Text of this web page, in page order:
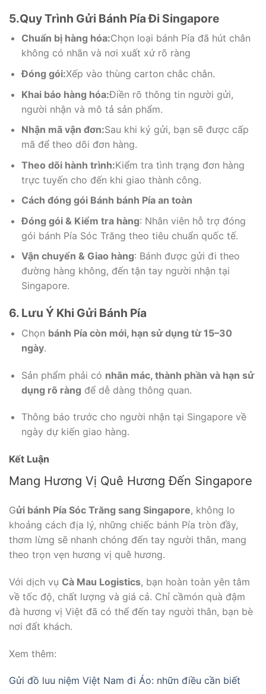
5.Quy Trình Gửi Bánh Pía Đi Singapore
Chuẩn bị hàng hóa:Chọn loại bánh Pía đã hút chân
không có nhãn và nơi xuất xứ rõ ràng
Đóng gói:Xếp vào thùng carton chắc chắn.
Khai báo hàng hóa:Điền rõ thông tin người gửi,
người nhận và mô tả sản phẩm.
Nhận mã vận đơn:Sau khi ký gửi, bạn sẽ được cấp
mã để theo dõi đơn hàng.
Theo dõi hành trình:Kiểm tra tình trạng đơn hàng
trực tuyến cho đến khi giao thành công.
Cách đóng gói Bánh bánh Pía an toàn
Đóng gói & Kiểm tra hàng: Nhân viên hỗ trợ đóng
gói bánh Pía Sóc Trăng theo tiêu chuẩn quốc tế.
Vận chuyển & Giao hàng: Bánh được gửi đi theo
đường hàng không, đến tận tay người nhận tại
Singapore.
6. Lưu Ý Khi Gửi Bánh Pía
Chọn bánh Pía còn mới, hạn sử dụng từ 15–30
ngày.
Sản phẩm phải có nhãn mác, thành phần và hạn sử
dụng rõ ràng để dễ dàng thông quan.
Thông báo trước cho người nhận tại Singapore về
ngày dự kiến giao hàng.
Kết Luận
Mang Hương Vị Quê Hương Đến Singapore
Gửi bánh Pía Sóc Trăng sang Singapore, không lo
khoảng cách địa lý, những chiếc bánh Pía tròn đầy,
thơm lừng sẽ nhanh chóng đến tay người thân, mang
theo trọn vẹn hương vị quê hương.
Với dịch vụ Cà Mau Logistics, bạn hoàn toàn yên tâm
về tốc độ, chất lượng và giá cả. Chỉ cầmón quà đậm
đà hương vị Việt đã có thể đến tay người thân, bạn bè
nơi đất khách.
Xem thêm:
Gửi đồ luu niệm Việt Nam đi Áo: nhữn điều cần biết